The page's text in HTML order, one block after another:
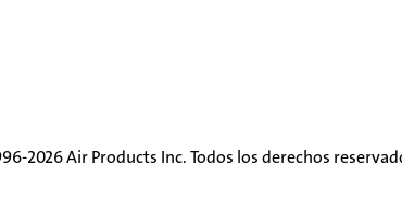
2026 Air Products Inc. Todos los derechos